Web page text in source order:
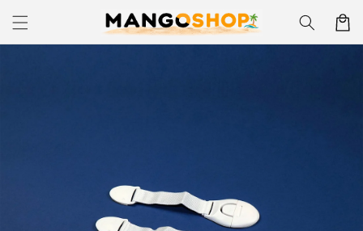
Skip to
content
Korpa
Skip to